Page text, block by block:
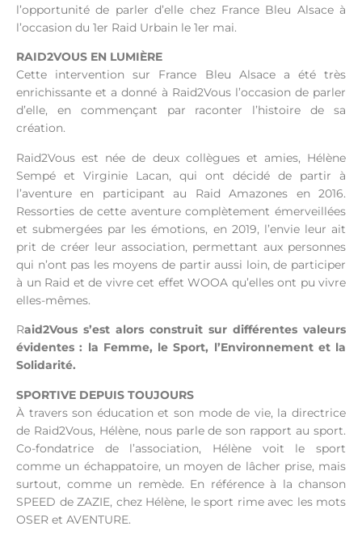
l’opportunité de parler d’elle chez France Bleu Alsace à
l’occasion du 1er Raid Urbain le 1er mai.
RAID2VOUS EN LUMIÈRE
Cette intervention sur France Bleu Alsace a été très
enrichissante et a donné à Raid2Vous l’occasion de parler
d’elle, en commençant par raconter l’histoire de sa
création.
Raid2Vous est née de deux collègues et amies, Hélène
Sempé et Virginie Lacan, qui ont décidé de partir à
l’aventure en participant au Raid Amazones en 2016.
Ressorties de cette aventure complètement émerveillées
et submergées par les émotions, en 2019, l’envie leur ait
prit de créer leur association, permettant aux personnes
qui n’ont pas les moyens de partir aussi loin, de participer
à un Raid et de vivre cet effet WOOA qu’elles ont pu vivre
elles-mêmes.
Raid2Vous s’est alors construit sur différentes valeurs
évidentes : la Femme, le Sport, l’Environnement et la
Solidarité.
SPORTIVE DEPUIS TOUJOURS
À travers son éducation et son mode de vie, la directrice
de Raid2Vous, Hélène, nous parle de son rapport au sport.
Co-fondatrice de l’association, Hélène voit le sport
comme un échappatoire, un moyen de lâcher prise, mais
surtout, comme un remède. En référence à la chanson
SPEED de ZAZIE, chez Hélène, le sport rime avec les mots
OSER et AVENTURE.